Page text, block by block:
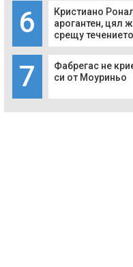
6
Кристиано
арогантен, цял
срещу течението
7
Фабрегас не
си от Моуриньо